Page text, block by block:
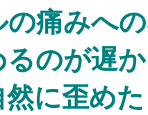
痛みへ
るのが遅
然に歪め